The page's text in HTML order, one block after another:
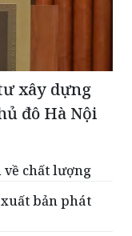
xây dựng
đô Hà Nội
về chất lượng
bản phát